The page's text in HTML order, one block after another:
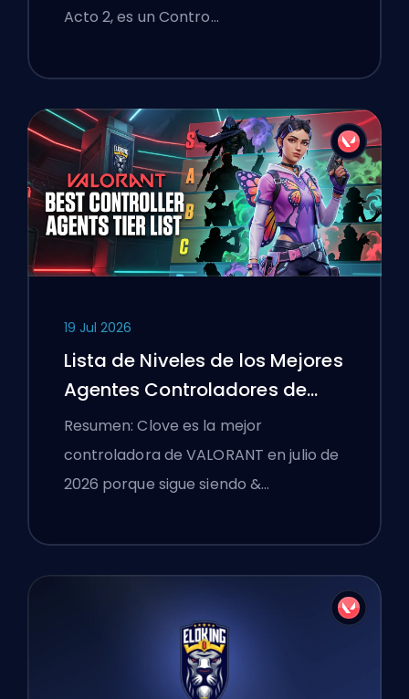
Acto 2, es un Contro…
19 Jul 2026
Lista de Niveles de los Mejores
Agentes Controladores de
VALORANT
Resumen: Clove es la mejor
controladora de VALORANT en julio de
2026 porque sigue siendo &…